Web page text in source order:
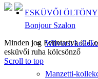
ESKÜVŐI ÖLTÖNY
Wilvorst
Manzetti-
Bonjour Szalon
Minden jog Fenntartva ©
esküvői ruha kölcsönző
Scroll to top